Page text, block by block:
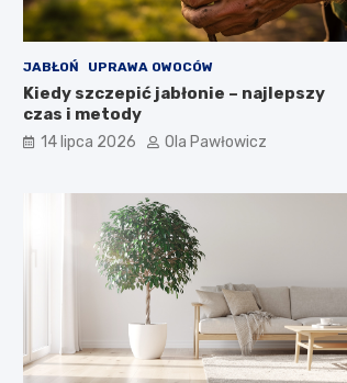
JABŁOŃ UPRAWA OWOCÓW
Kiedy szczepić jabłonie – najlepszy
czas i metody
14 lipca 2026 Ola Pawłowicz